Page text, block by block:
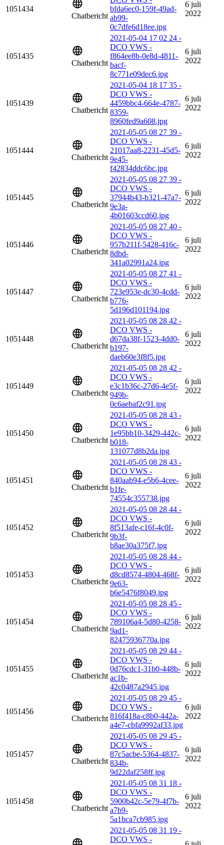
1051434
Chatbericht
bfda6ec0-159f-49ad-
ab99-
0c7dfe6d18ee.jpg
6 juli
2022
1051435
Chatbericht
2021-05-04 17 02 24 -
DCO VWS -
f864ee8b-0e8d-4811-
bacf-
8c771e09dec6.jpg
6 juli
2022
1051439
Chatbericht
2021-05-04 18 17 35 -
DCO VWS -
4459bbc4-664e-4787-
8359-
8960fed9a608.jpg
6 juli
2022
1051444
Chatbericht
2021-05-05 08 27 39 -
DCO VWS -
21017aa8-2231-45d5-
9e45-
f42834ddc6bc.jpg
6 juli
2022
1051445
Chatbericht
2021-05-05 08 27 39 -
DCO VWS -
37944b43-b321-47a7-
9e3a-
4b01603ccd60.jpg
6 juli
2022
1051446
Chatbericht
2021-05-05 08 27 40 -
DCO VWS -
957b211f-5428-416c-
8dbd-
341a02991a24.jpg
6 juli
2022
1051447
Chatbericht
2021-05-05 08 27 41 -
DCO VWS -
723e953e-dc30-4cdd-
b776-
5d196d101194.jpg
6 juli
2022
1051448
Chatbericht
2021-05-05 08 28 42 -
DCO VWS -
d67da38f-1523-4dd0-
b197-
daeb60e3f8f5.jpg
6 juli
2022
1051449
Chatbericht
2021-05-05 08 28 42 -
DCO VWS -
e3c1b36c-27d6-4e5f-
949b-
0c6aebaf2c91.jpg
6 juli
2022
1051450
Chatbericht
2021-05-05 08 28 43 -
DCO VWS -
1e95bb10-3429-442c-
b018-
131077d8b2da.jpg
6 juli
2022
1051451
Chatbericht
2021-05-05 08 28 43 -
DCO VWS -
840aab94-e5b6-4cee-
b1fe-
74554c355738.jpg
6 juli
2022
1051452
Chatbericht
2021-05-05 08 28 44 -
DCO VWS -
8f513afe-c16f-4c0f-
9b3f-
b8ae30a375f7.jpg
6 juli
2022
1051453
Chatbericht
2021-05-05 08 28 44 -
DCO VWS -
d8cd8574-4804-468f-
9e63-
b6e5476f8049.jpg
6 juli
2022
1051454
Chatbericht
2021-05-05 08 28 45 -
DCO VWS -
789106a4-5d80-4258-
9ad1-
82475936770a.jpg
6 juli
2022
1051455
Chatbericht
2021-05-05 08 29 44 -
DCO VWS -
0d76cdc1-31b0-448b-
ac1b-
42c0487a2945.jpg
6 juli
2022
1051456
Chatbericht
2021-05-05 08 29 45 -
DCO VWS -
816f418a-c8b0-442a-
a4e7-cbfa9992af33.jpg
6 juli
2022
1051457
Chatbericht
2021-05-05 08 29 45 -
DCO VWS -
87c5acbe-5364-4837-
834b-
9d22daf258ff.jpg
6 juli
2022
1051458
Chatbericht
2021-05-05 08 31 18 -
DCO VWS -
5900b42c-5e79-4f7b-
a7b9-
5a1bca7cb985.jpg
6 juli
2022
2021-05-05 08 31 19 -
DCO VWS -